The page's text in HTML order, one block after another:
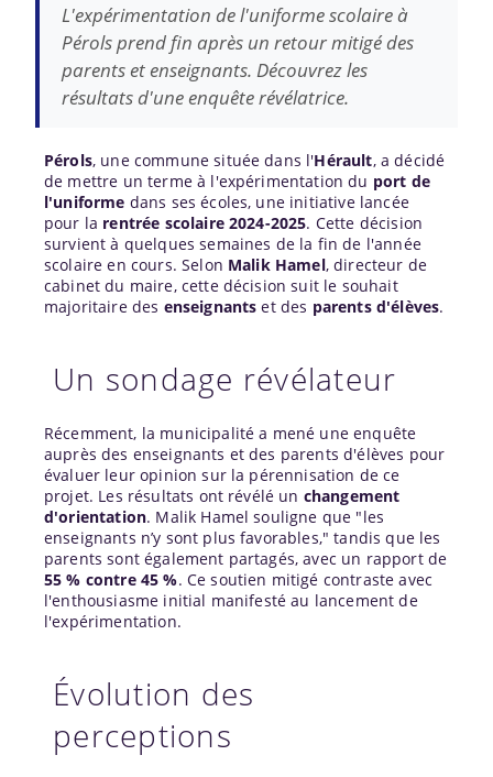
L'expérimentation de l'uniforme scolaire à
Pérols prend fin après un retour mitigé des
parents et enseignants. Découvrez les
résultats d'une enquête révélatrice.
Pérols, une commune située dans l'Hérault, a décidé
de mettre un terme à l'expérimentation du port de
l'uniforme dans ses écoles, une initiative lancée
pour la rentrée scolaire 2024-2025. Cette décision
survient à quelques semaines de la fin de l'année
scolaire en cours. Selon Malik Hamel, directeur de
cabinet du maire, cette décision suit le souhait
majoritaire des enseignants et des parents d'élèves.
Un sondage révélateur
Récemment, la municipalité a mené une enquête
auprès des enseignants et des parents d'élèves pour
évaluer leur opinion sur la pérennisation de ce
projet. Les résultats ont révélé un changement
d'orientation. Malik Hamel souligne que "les
enseignants n’y sont plus favorables," tandis que les
parents sont également partagés, avec un rapport de
55 % contre 45 %. Ce soutien mitigé contraste avec
l'enthousiasme initial manifesté au lancement de
l'expérimentation.
Évolution des
perceptions